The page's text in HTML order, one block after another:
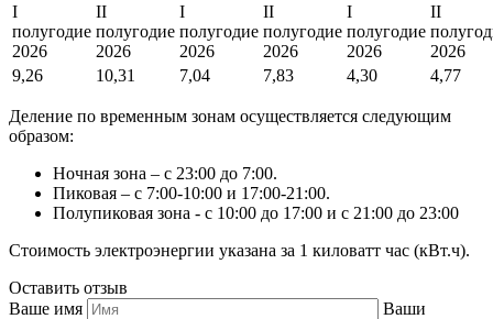
I
полугодие
2026
II
полугодие
2026
I
полугодие
2026
II
полугодие
2026
I
полугодие
2026
II
2026
9,26
10,31 7,04 7,83 4,30 4,77
Деление по временным зонам осуществляется следующим
образом:
Ночная зона – с 23:00 до 7:00.
Пиковая – с 7:00-10:00 и 17:00-21:00.
Полупиковая зона - с 10:00 до 17:00 и с 21:00 до 23:00
Стоимость электроэнергии указана за 1 киловатт час (кВт.ч).
Оставить отзыв
Ваше имя
Ваши